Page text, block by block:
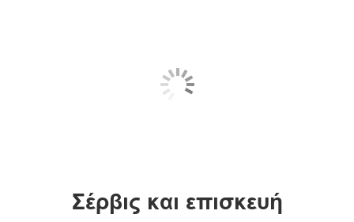
Σέρβις και επισκευή